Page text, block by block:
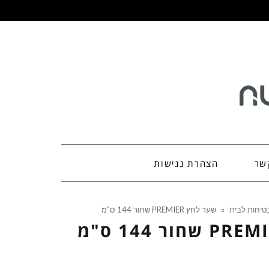
הצהרת נגישות
לבית » שער לחץ PREMIER שחור 144 ס"מ